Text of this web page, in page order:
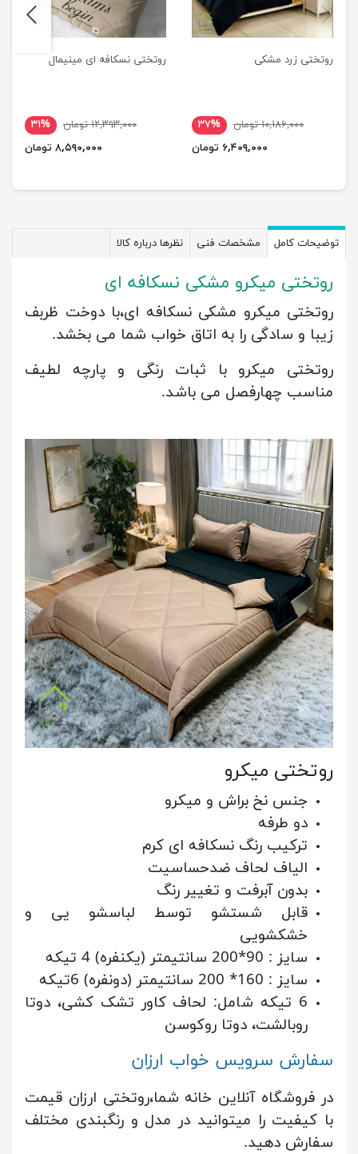
روتختی زرد مشکی
۱۰,۱۸۶,۰۰۰ تومان
۳۷%
۶,۴۰۹,۰۰۰ تومان
روتختی نسکافه ای مینیمال
۱۲,۳۹۳,۰۰۰ تومان
۳۱%
۸,۵۹۰,۰۰۰ تومان
previus
توضیحات کامل مشخصات فنی نظرها درباره کالا
روتختی میکرو مشکی نسکافه ای
روتختی میکرو مشکی نسکافه ای،با دوخت ظربف
زیبا و سادگی را به اتاق خواب شما می بخشد.
روتختی میکرو با ثبات رنگی و پارچه لطیف
مناسب چهارفصل می باشد.
روتختی میکرو
جنس نخ براش و میکرو
دو طرفه
ترکیب رنگ نسکافه ای کرم
الیاف لحاف ضدحساسیت
بدون آبرفت و تغییر رنگ
قابل شستشو توسط لباسشو یی و
خشکشویی
سایز : 90*200 سانتیمتر (یکنفره) 4 تیکه
سایز : 160* 200 سانتیمتر (دونفره) 6تیکه
6 تیکه شامل: لحاف کاور تشک کشی، دوتا
روبالشت، دوتا روکوسن
سفارش سرویس خواب ارزان
در فروشگاه آنلاین خانه شما،روتختی ارزان قیمت
با کیفیت را میتوانید در مدل و رنگبندی مختلف
سفارش دهید.